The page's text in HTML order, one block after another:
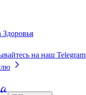
Здоровья
на наш Telegram